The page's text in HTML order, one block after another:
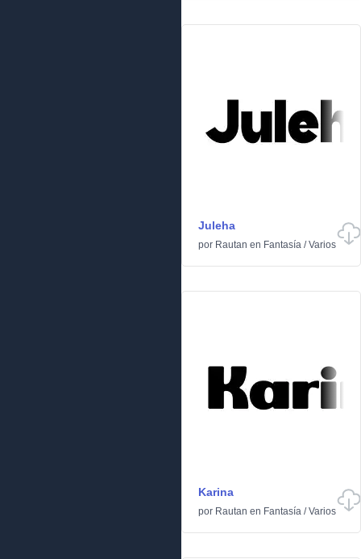
Juleha
por Rautan en Fantasía /Varios
Karina
por Rautan en Fantasía /Varios